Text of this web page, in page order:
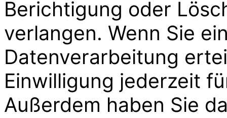
Berichtigung oder
verlangen. Wenn Sie
Datenverarbeitung
Einwilligung jederzeit
Außerdem haben Sie